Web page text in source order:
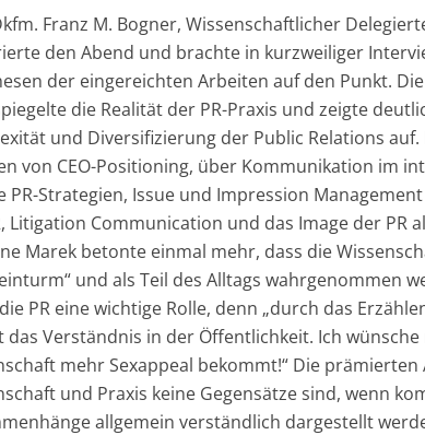
Franz M. Bogner, Wissenschaftlicher
den Abend und brachte in kurzweiliger
der eingereichten Arbeiten auf den Punkt.
die Realität der PR-Praxis und zeigte
und Diversifizierung der Public Relations
von CEO-Positioning, über Kommunikation im
PR-Strategien, Issue und Impression Management
Litigation Communication und das Image der PR
Marek betonte einmal mehr, dass die
und als Teil des Alltags wahrgenommen
PR eine wichtige Rolle, denn „durch das
das Verständnis in der Öffentlichkeit. Ich wünsche
mehr Sexappeal bekommt!“ Die prämierten
und Praxis keine Gegensätze sind, wenn
allgemein verständlich dargestellt